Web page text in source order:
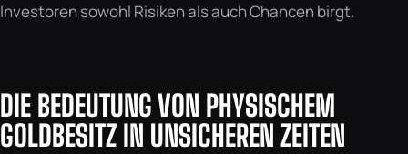
Investoren sowohl Risiken als auch Chancen birgt.
DIE BEDEUTUNG VON PHYSISCHEM
GOLDBESITZ IN UNSICHEREN ZEITEN